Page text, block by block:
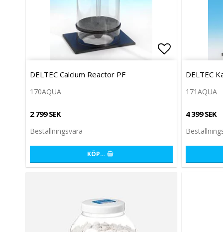
Lägg till i
DELTEC Calcium Reactor PF
170AQUA
2 799 SEK
Beställningsvara
KÖP…
DELTEC
171AQUA
4 399 SEK